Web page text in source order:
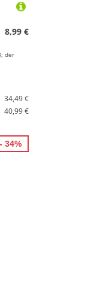
8,99 €
der
34,49 €
40,99 €
- 34%